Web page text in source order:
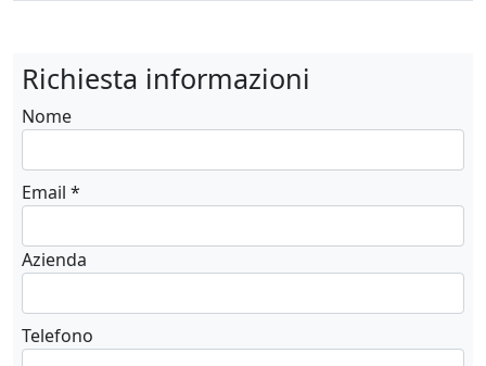
Richiesta informazioni
Nome
Email *
Azienda
Telefono